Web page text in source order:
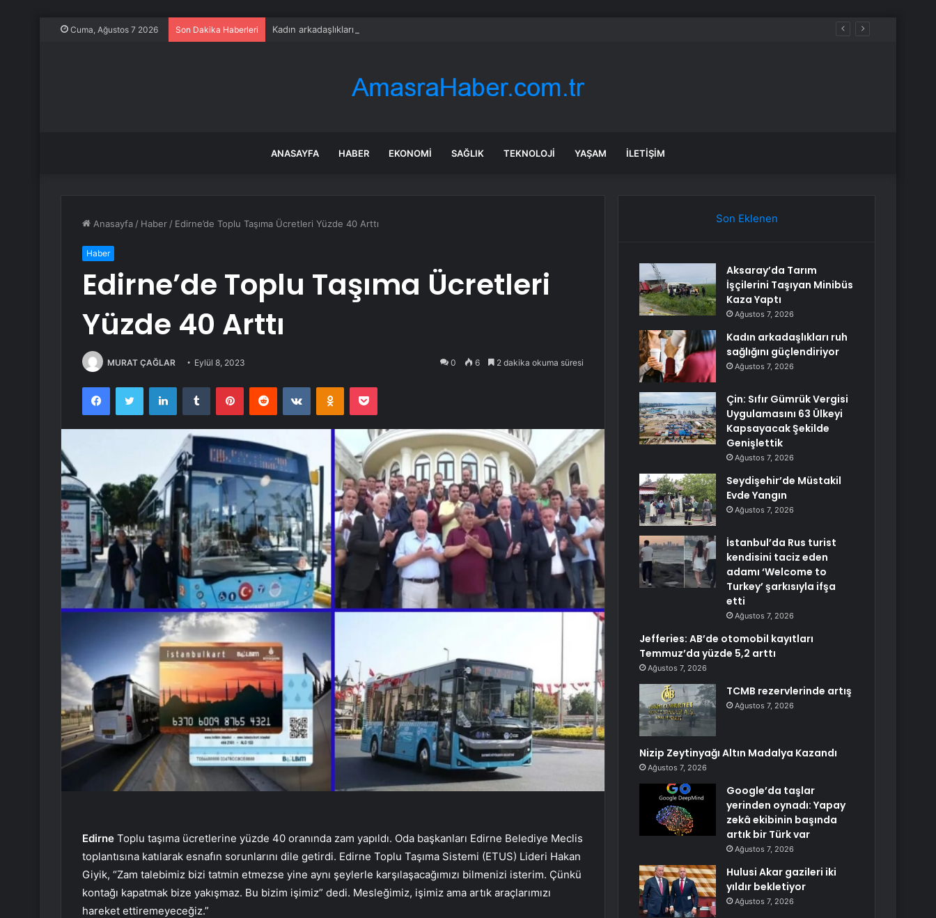
Cuma, Ağustos 7 2026 Son Dakika Haberleri Kadın arkadaşlıkları ruh sağlığını güçlendiriyor
ANASAYFA HABER EKONOMI SAĞLIK TEKNOLOJI YAŞAM İLETIŞIM
Anasayfa / Haber / Edirne’de Toplu Taşıma Ücretleri Yüzde 40 Arttı
Haber
Edirne’de Toplu Taşıma Ücretleri
Yüzde 40 Arttı
MURAT ÇAĞLAR Eylül 8, 2023 0 6 2 dakika okuma süresi
FacebookTwitter LinkedInTumblr PinterestReddit VKontakteOdnoklassniki
Pocket
Edirne Toplu taşıma ücretlerine yüzde 40 oranında zam yapıldı. Oda başkanları Edirne Belediye Meclis
toplantısına katılarak esnafın sorunlarını dile getirdi. Edirne Toplu Taşıma Sistemi (ETUS) Lideri Hakan
Giyik, “Zam talebimiz bizi tatmin etmezse yine aynı şeylerle karşılaşacağımızı bilmenizi isterim. Çünkü
kontağı kapatmak bize yakışmaz. Bu bizim işimiz” dedi. Mesleğimiz, işimiz ama artık araçlarımızı
hareket ettiremeyeceğiz.”
Son Eklenen
Aksaray’da Tarım
İşçilerini Taşıyan Minibüs
Kaza Yaptı
Ağustos 7, 2026
Kadın arkadaşlıkları ruh
sağlığını güçlendiriyor
Ağustos 7, 2026
Çin: Sıfır Gümrük Vergisi
Uygulamasını 63 Ülkeyi
Kapsayacak Şekilde
Genişlettik
Ağustos 7, 2026
Seydişehir’de Müstakil
Evde Yangın
Ağustos 7, 2026
İstanbul’da Rus turist
kendisini taciz eden
adamı ‘Welcome to
Turkey’ şarkısıyla ifşa
etti
Ağustos 7, 2026
Jefferies: AB’de otomobil kayıtları
Temmuz’da yüzde 5,2 arttı
Ağustos 7, 2026
TCMB rezervlerinde artış
Ağustos 7, 2026
Nizip Zeytinyağı Altın Madalya Kazandı
Ağustos 7, 2026
Google’da taşlar
yerinden oynadı: Yapay
zekâ ekibinin başında
artık bir Türk var
Ağustos 7, 2026
Hulusi Akar gazileri iki
yıldır bekletiyor
Ağustos 7, 2026